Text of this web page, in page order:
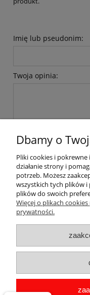
Imię lub pseudonim:
Twoja opinia:
Dbamy o
Pliki cookies i
działanie strony i
potrzeb. Możesz
wszystkich tych plików i
plików do swoich
Więcej o plikach
prywatności.